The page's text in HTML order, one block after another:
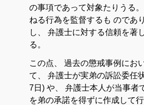
の事項であって対象たり うる 。
ねる行為を監督するも のであり
し
弁護士に対する信頼を著
る 。
この点 過去の懲戒事例 にお
て
弁護士が実弟の訴訟委任
7日 ) や 弁護士本人 が当事者
を弟の承諾を得ずに作成して